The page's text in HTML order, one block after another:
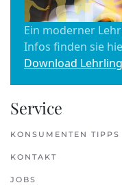
Ein moderner
Infos finden sie
Download
Service
KONSUMENTEN TIPPS
KONTAKT
JOBS